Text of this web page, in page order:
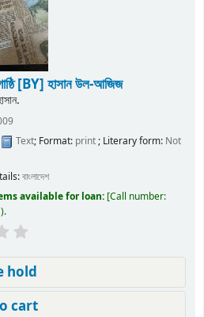
[BY] হাসান উল-আজিজ
Text; Format: print; Literary form: Not
বাংলাদেশ
available for loan: Call number:
hold
cart